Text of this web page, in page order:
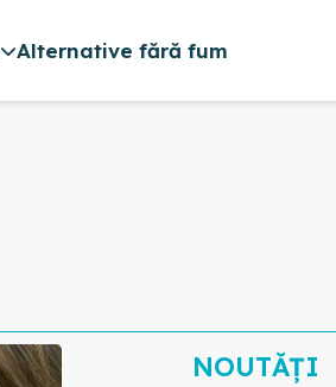
Alternative fără fum
NOUTĂȚI